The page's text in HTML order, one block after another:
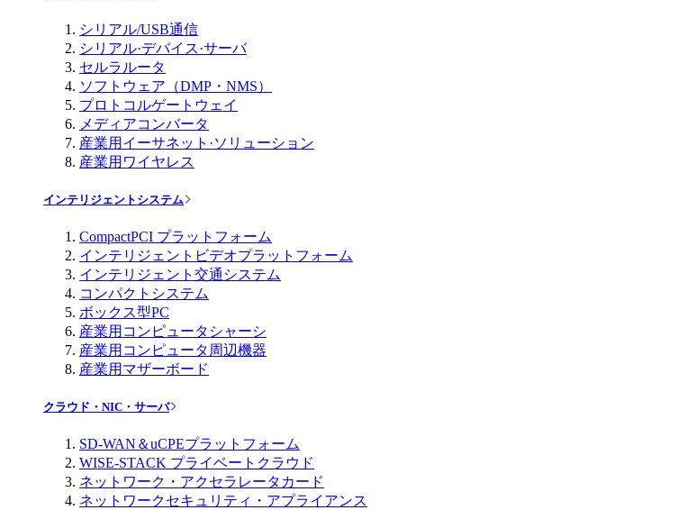
シリアル/USB通信
シリアル·デバイス·サーバ
セルラルータ
ソフトウェア（DMP・NMS）
プロトコルゲートウェイ
メディアコンバータ
産業用イーサネット·ソリューション
産業用ワイヤレス
インテリジェントシステム
CompactPCI プラットフォーム
インテリジェントビデオプラットフォーム
インテリジェント交通システム
コンパクトシステム
ボックス型PC
産業用コンピュータシャーシ
産業用コンピュータ周辺機器
産業用マザーボード
クラウド・NIC・サーバ
SD-WAN＆uCPEプラットフォーム
WISE-STACK プライベートクラウド
ネットワーク・アクセラレータカード
ネットワークセキュリティ・アプライアンス